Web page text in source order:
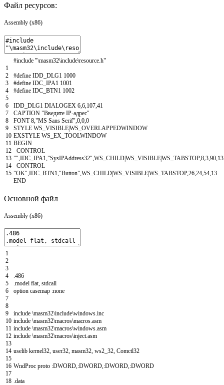
Файл ресурсов:
Assembly (x86)
1
2
3
4
5
6
7
8
9
10
11
12
13
14
15
#include "\masm32\include\resource.h"
#define IDD DLG1 1000
#define IDC IPA1 1001
#define IDC BTN1 1002
IDD_DLG1 DIALOGEX 6 6 107 41
CAPTION "Введите IP-адрес"
FONT 8 "MS Sans Serif" 0 0 0
STYLE WS VISIBLE|WS OVERLAPPEDWINDOW
EXSTYLE WS EX TOOLWINDOW
BEGIN
CONTROL
"" IDC IPA1 "SysIPAddress32" WS CHILD|WS VISIBLE|WS TABSTOP,8 3 90 13
CONTROL
"OK" IDC BTN1 "Button" WS CHILD|WS VISIBLE|WS TABSTOP,26 24 54 13
END
Основной файл
Assembly (x86)
1
2
3
4
5
6
7
8
9
10
11
12
13
14
15
16
17
18
.486
.model flat, stdcall
option casemap :none
include \masm32\include\windows.inc
include \masm32\macros\macros.asm
include \masm32\macros\windows.asm
include \masm32\macros\inject.asm
uselib kernel32, user32, masm32, ws2 32, Comctl32
WndProc proto :DWORD,:DWORD,:DWORD,:DWORD
.data